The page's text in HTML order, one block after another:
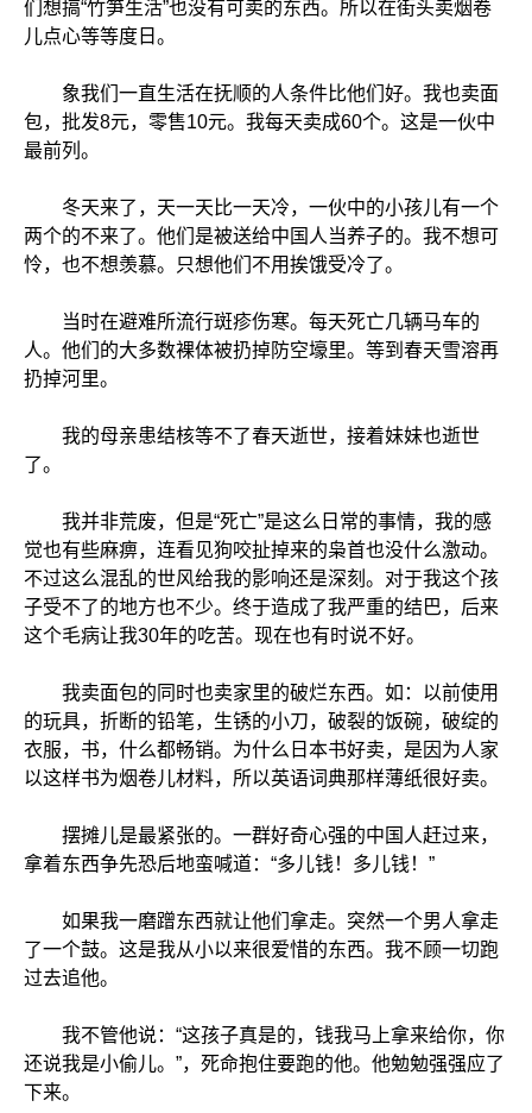
们想搞“竹笋生活”也没有可卖的东西。所以在街头卖烟卷
儿点心等等度日。
象我们一直生活在抚顺的人条件比他们好。我也卖面
包，批发8元，零售10元。我每天卖成60个。这是一伙中
最前列。
冬天来了，天一天比一天冷，一伙中的小孩儿有一个
两个的不来了。他们是被送给中国人当养子的。我不想可
怜，也不想羡慕。只想他们不用挨饿受冷了。
当时在避难所流行斑疹伤寒。每天死亡几辆马车的
人。他们的大多数裸体被扔掉防空壕里。等到春天雪溶再
扔掉河里。
我的母亲患结核等不了春天逝世，接着妹妹也逝世
了。
我并非荒废，但是“死亡”是这么日常的事情，我的感
觉也有些麻痹，连看见狗咬扯掉来的枭首也没什么激动。
不过这么混乱的世风给我的影响还是深刻。对于我这个孩
子受不了的地方也不少。终于造成了我严重的结巴，后来
这个毛病让我30年的吃苦。现在也有时说不好。
我卖面包的同时也卖家里的破烂东西。如：以前使用
的玩具，折断的铅笔，生锈的小刀，破裂的饭碗，破绽的
衣服，书，什么都畅销。为什么日本书好卖，是因为人家
以这样书为烟卷儿材料，所以英语词典那样薄纸很好卖。
摆摊儿是最紧张的。一群好奇心强的中国人赶过来，
拿着东西争先恐后地蛮喊道：“多儿钱！多儿钱！”
如果我一磨蹭东西就让他们拿走。突然一个男人拿走
了一个鼓。这是我从小以来很爱惜的东西。我不顾一切跑
过去追他。
我不管他说：“这孩子真是的，钱我马上拿来给你，你
还说我是小偷儿。”，死命抱住要跑的他。他勉勉强强应了
下来。